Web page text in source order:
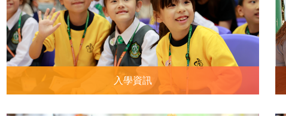
入學資訊